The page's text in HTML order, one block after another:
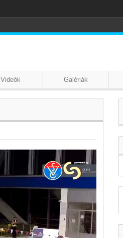
Videók Galériák